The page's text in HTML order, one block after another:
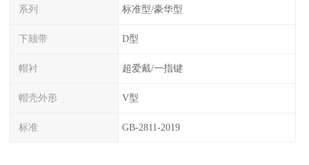
系列 标准型/豪华型
下颏带 D型
帽衬 超爱戴/一指键
帽壳外形 V型
标准 GB-2811-2019